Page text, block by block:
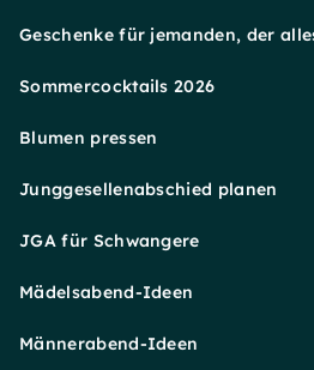
Geschenke für jemanden, der
Sommercocktails 2026
Blumen pressen
Junggesellenabschied planen
JGA für Schwangere
Mädelsabend-Ideen
Männerabend-Ideen